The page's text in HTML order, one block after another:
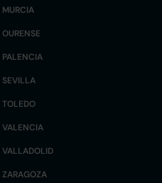
MURCIA
OURENSE
PALENCIA
SEVILLA
TOLEDO
VALENCIA
VALLADOLID
ZARAGOZA